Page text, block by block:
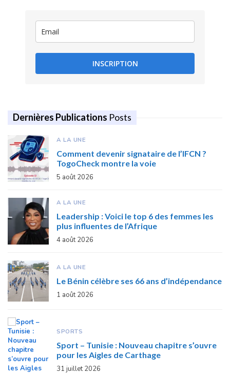
INSCRIPTION
Dernières Publications Posts
A LA UNE
Comment devenir signataire de l’IFCN ?
TogoCheck montre la voie
5 août 2026
A LA UNE
Leadership : Voici le top 6 des femmes les
plus influentes de l’Afrique
4 août 2026
A LA UNE
Le Bénin célèbre ses 66 ans d’indépendance
1 août 2026
SPORTS
Sport – Tunisie : Nouveau chapitre s’ouvre
pour les Aigles de Carthage
31 juillet 2026